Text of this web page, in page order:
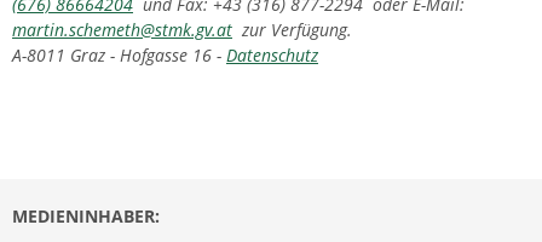
martin.schemeth@stmk.gv.at zur Verfügung.
A-8011 Graz - Hofgasse 16 - Datenschutz
MEDIENINHABER: